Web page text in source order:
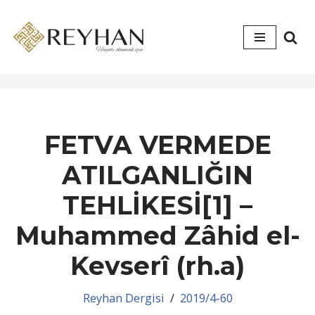
İçeriğe
FETVA VERMEDE
ATILGANLIĞIN
TEHLİKESİ[1] –
Muhammed Zâhid el-
Kevserî (rh.a)
Reyhan Dergisi 2019/4-60